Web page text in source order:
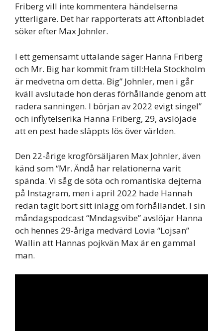
Friberg vill inte kommentera händelserna
ytterligare. Det har rapporterats att Aftonbladet
söker efter Max Johnler.
I ett gemensamt uttalande säger Hanna Friberg
och Mr. Big har kommit fram till:Hela Stockholm
är medvetna om detta. Big” Johnler, men i går
kväll avslutade hon deras förhållande genom att
radera sanningen. I början av 2022 evigt singel”
och inflytelserika Hanna Friberg, 29, avslöjade
att en pest hade släppts lös över världen.
Den 22-årige krogförsäljaren Max Johnler, även
känd som “Mr. Ändå har relationerna varit
spända. Vi såg de söta och romantiska dejterna
på Instagram, men i april 2022 hade Hannah
redan tagit bort sitt inlägg om förhållandet. I sin
måndagspodcast “Mndagsvibe” avslöjar Hanna
och hennes 29-åriga medvärd Lovia “Lojsan”
Wallin att Hannas pojkvän Max är en gammal
man.